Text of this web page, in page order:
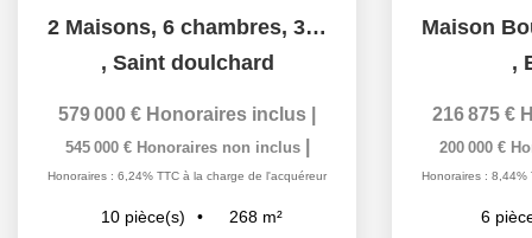
2 Maisons, 6 chambres, 380m2
, Saint doulchard
579 000 € Honoraires inclus
545 000 € Honoraires non inclus
Honoraires : 6,24% TTC à la charge de l'acquéreur
10 pièce(s) 268 m²
,
216 875 €
200 000 €
Honoraires : 8,44%
6